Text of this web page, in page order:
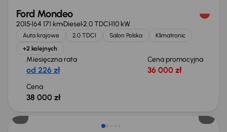
Ford Mondeo
2015164 171 kmDiesel2.0 TDCI110 kW
Auta krajowe 2.0 TDCI Salon Polska
Klimatronic
+2 kolejnych
Miesięczna rata
od 226 zł
Cena promocyjna
36 000 zł
Cena
38 000 zł